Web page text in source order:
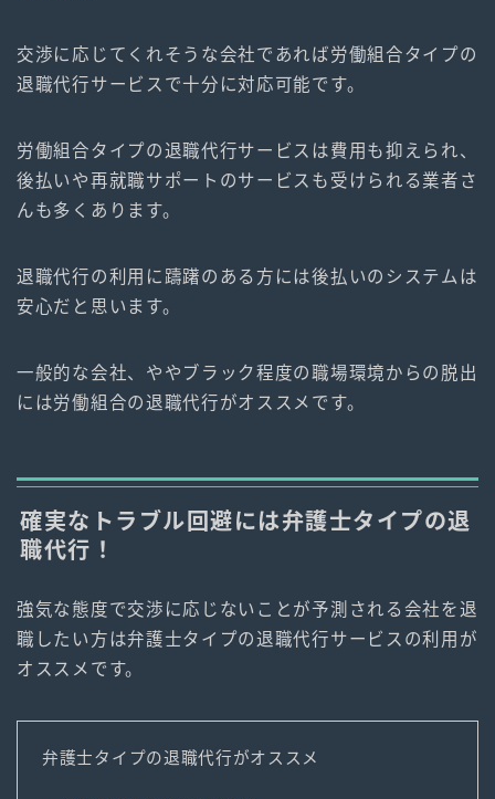
交渉に応じてくれそうな会社であれば労働組合タイプの
退職代行サービスで十分に対応可能です。
労働組合タイプの退職代行サービスは費用も抑えられ、
後払いや再就職サポートのサービスも受けられる業者さ
んも多くあります。
退職代行の利用に躊躇のある方には後払いのシステムは
安心だと思います。
一般的な会社、ややブラック程度の職場環境からの脱出
には労働組合の退職代行がオススメです。
確実なトラブル回避には弁護士タイプの退
職代行！
強気な態度で交渉に応じないことが予測される会社を退
職したい方は弁護士タイプの退職代行サービスの利用が
オススメです。
弁護士タイプの退職代行がオススメ